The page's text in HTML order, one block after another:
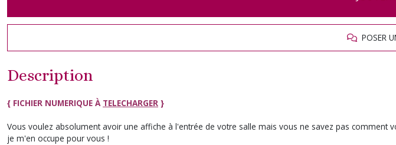
POSER
Description
{ FICHIER NUMERIQUE À TELECHARGER }
Vous voulez absolument avoir une affiche à l'entrée de votre salle mais vous ne savez pas
je m'en occupe pour vous !